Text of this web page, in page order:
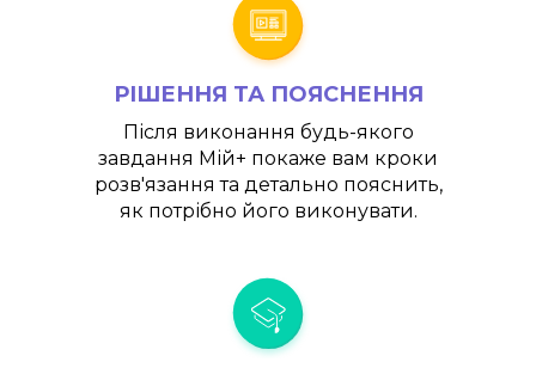
РІШЕННЯ ТА ПОЯСНЕННЯ
Після виконання будь-якого
завдання Мій+ покаже вам кроки
розв'язання та детально пояснить,
як потрібно його виконувати.